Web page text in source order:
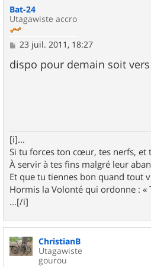
Bat-24
Utagawiste accro
M
s
s
23 juil. 2011, 18:27
dispo pour demain soit
[i]...
Si tu forces ton cœur, tes nerfs, et
À servir à tes fins malgré leur
Et que tu tiennes bon quand tout
Hormis la Volonté qui ordonne : «
...[/i]
ChristianB
Utagawiste
gourou